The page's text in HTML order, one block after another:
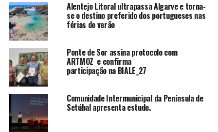
Alentejo Litoral ultrapassa Algarve e torna-
se o destino preferido dos portugueses nas
férias de verão
Ponte de Sor assina protocolo com
ARTMOZ e confirma
participação na BIALE_27
Comunidade Intermunicipal da Península de
Setúbal apresenta estudo.